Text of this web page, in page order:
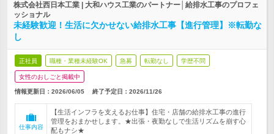
株式会社西日本工業 | 大和ハウス工業のパートナー│給排水工事のプロフェ
ッショナル
未経験歓迎！生活に欠かせない給排水工事【進行管理】※転勤な
し
正社員 職種・業種未経験OK 急募 転勤なし 学歴不問
女性のおしごと掲載中
情報更新日：2026/06/05 終了予定日： 2026/11/26
仕事内容
【生活インフラを支えるお仕事】住宅・店舗の給排水工事の進行
管理をおまかせします。★出張・夜勤なしで生活リズムを崩す心
配もナシ★